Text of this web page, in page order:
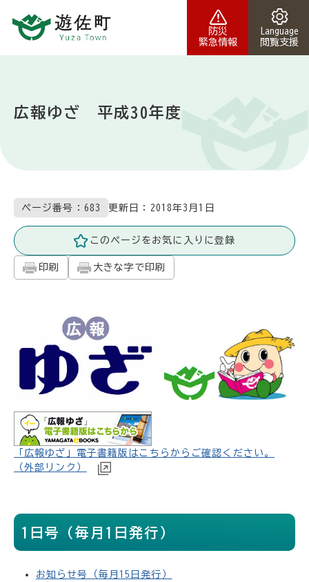
防災
緊急情報
Language
閲覧支援
広報ゆざ 平成30年度
ページ番号：683 更新日： 2018年3月1日
このページをお気に入りに登録
印刷 大きな字で印刷
「広報ゆざ」電子書籍版はこちらからご確認ください。
（外部リンク）
1日号（毎月1日発行）
お知らせ号（毎月15日発行）